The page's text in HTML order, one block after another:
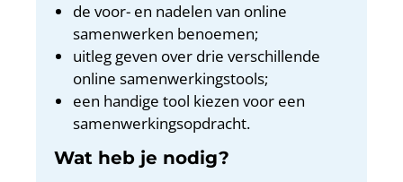
de voor- en nadelen van online
samenwerken benoemen;
uitleg geven over drie verschillende
online samenwerkingstools;
een handige tool kiezen voor een
samenwerkingsopdracht.
Wat heb je nodig?